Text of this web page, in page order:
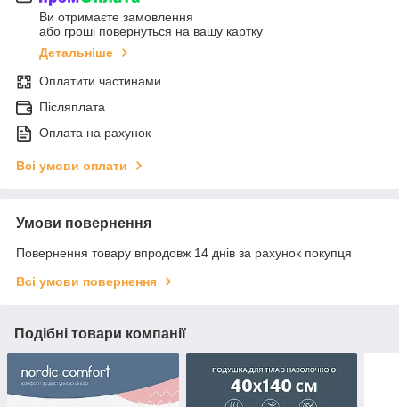
Ви отримаєте замовлення
або гроші повернуться на вашу картку
Детальніше
Оплатити частинами
Післяплата
Оплата на рахунок
Всі умови оплати
Умови повернення
Повернення товару впродовж 14 днів за рахунок покупця
Всі умови повернення
Подібні товари компанії